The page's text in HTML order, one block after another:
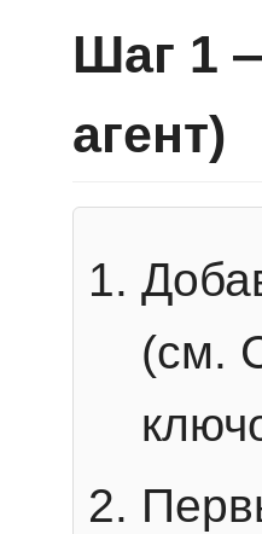
Шаг 1
агент)
(см.